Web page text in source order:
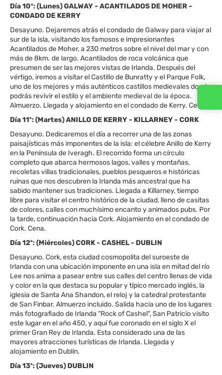
Día 10º: (Lunes) GALWAY - ACANTILADOS DE MOHER -
CONDADO DE KERRY
Desayuno. Dejaremos atrás el condado de Galway para viajar al
sur de la isla, visitando los famosos e impresionantes
Acantilados de Moher, a 230 metros sobre el nivel del mar y con
más de 8km. de largo. Acantilados de roca volcánica que
presumen de ser las mejores vistas de Irlanda. Después del
vértigo, iremos a visitar el Castillo de Bunratty y el Parque Folk,
uno de los mejores y más auténticos castillos medievales donde
podrás revivir el estilo y el ambiente medieval de la época.
Almuerzo. Llegada y alojamiento en el condado de Kerry. Cena.
Día 11º: (Martes) ANILLO DE KERRY - KILLARNEY - CORK
Desayuno. Dedicaremos el día a recorrer una de las zonas
paisajísticas más imponentes de la isla: el célebre Anillo de Kerry
en la Península de Iveragh. El recorrido forma un círculo
completo que abarca hermosos lagos, valles y montañas,
recoletas villas tradicionales, pueblos pesqueros e históricas
ruinas que nos descubren la Irlanda más ancestral que ha
sabido mantener sus tradiciones. Llegada a Killarney, tiempo
libre para visitar el centro histórico de la ciudad, lleno de casitas
de colores, calles con muchísimo encanto y animados pubs. Por
la tarde, continuación hacia Cork. Alojamiento en el condado de
Cork. Cena.
Día 12º: (Miércoles) CORK - CASHEL - DUBLIN
Desayuno. Cork, esta ciudad cosmopolita del suroeste de
Irlanda con una ubicación imponente en una isla en mitad del río
Lee nos anima a pasear entre sus calles del centro llenas de vida
y color en la que destaca su popular y típico mercado inglés, la
iglesia de Santa Ana Shandon, el reloj y la catedral protestante
de San Finbar. Almuerzo incluido. Salida hacia uno de los lugares
más fotografiado de Irlanda "Rock of Cashel", San Patricio visito
este lugar en el año 450, y aquí fue coronado en el siglo X el
primer Gran Rey de Irlanda. Esta considerado una de las
mayores atracciones turísticas de Irlanda. Llegada y
alojamiento en Dublín.
Día 13º: (Jueves) DUBLIN
Contacta con nosotros